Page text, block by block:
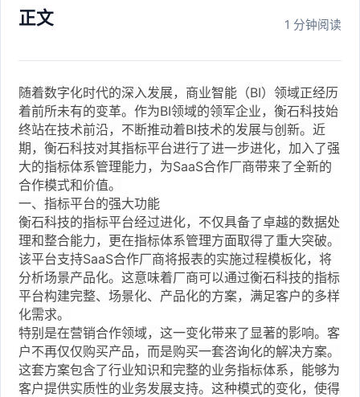
正文 1 分钟阅读
随着数字化时代的深入发展，商业智能（BI）领域正经历
着前所未有的变革。作为BI领域的领军企业，衡石科技始
终站在技术前沿，不断推动着BI技术的发展与创新。近
期，衡石科技对其指标平台进行了进一步进化，加入了强
大的指标体系管理能力，为SaaS合作厂商带来了全新的
合作模式和价值。
一、指标平台的强大功能
衡石科技的指标平台经过进化，不仅具备了卓越的数据处
理和整合能力，更在指标体系管理方面取得了重大突破。
该平台支持SaaS合作厂商将报表的实施过程模板化，将
分析场景产品化。这意味着厂商可以通过衡石科技的指标
平台构建完整、场景化、产品化的方案，满足客户的多样
化需求。
特别是在营销合作领域，这一变化带来了显著的影响。客
户不再仅仅购买产品，而是购买一套咨询化的解决方案。
这套方案包含了行业知识和完整的业务指标体系，能够为
客户提供实质性的业务发展支持。这种模式的变化，使得